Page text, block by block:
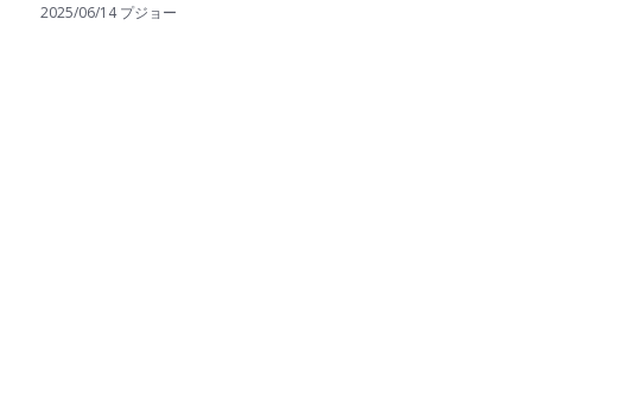
2025/06/14 プジョー